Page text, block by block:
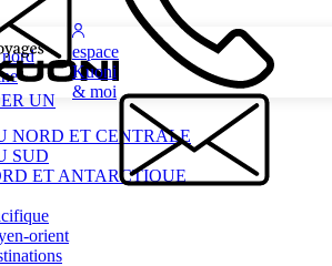
UN
espace
Kuoni
& moi
NORD ET CENTRALE
SUD
ET ANTARCTIQUE
orient